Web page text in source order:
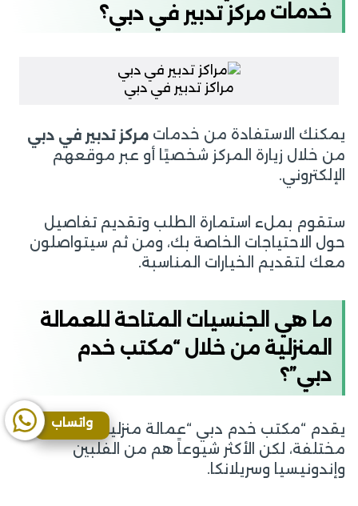
خدمات مركز تدبير في دبي؟
مراكز تدبير في دبي
يمكنك الاستفادة من خدمات مركز تدبير في دبي
من خلال زيارة المركز شخصيًا أو عبر موقعهم
الإلكتروني.
ستقوم بملء استمارة الطلب وتقديم تفاصيل
حول الاحتياجات الخاصة بك، ومن ثم سيتواصلون
معك لتقديم الخيارات المناسبة.
ما هي الجنسيات المتاحة للعمالة
المنزلية من خلال “مكتب خدم
دبي”؟
يقدم “مكتب خدم دبي “عمالة منزلية من جنسيات
مختلفة، لكن الأكثر شيوعاً هم من الفلبين
وإندونيسيا وسريلانكا.
واتساب